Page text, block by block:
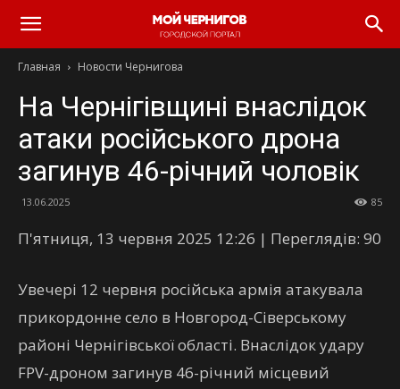
Главная Новости Чернигова
На Чернігівщині внаслідок
атаки російського дрона
загинув 46-річний чоловік
13.06.2025 85
П'ятниця, 13 червня 2025 12:26 | Переглядів: 90
Увечері 12 червня російська армія атакувала
прикордонне село в Новгород-Сіверському
районі Чернігівської області. Внаслідок удару
FPV-дроном загинув 46-річний місцевий